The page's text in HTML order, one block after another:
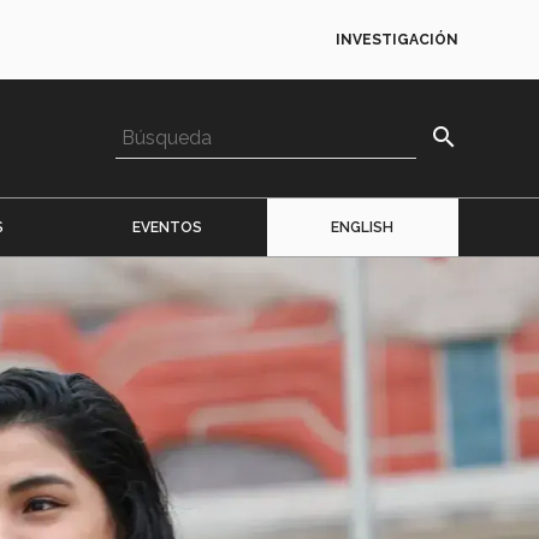
INVESTIGACIÓN
search
EVENTOS ENGLISH